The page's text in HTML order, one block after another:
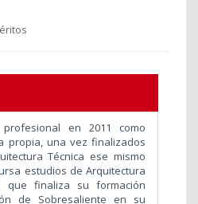
en 2011 como
propia, una vez finalizados
Técnica ese mismo
estudios de Arquitectura
que finaliza su formación
de Sobresaliente en su